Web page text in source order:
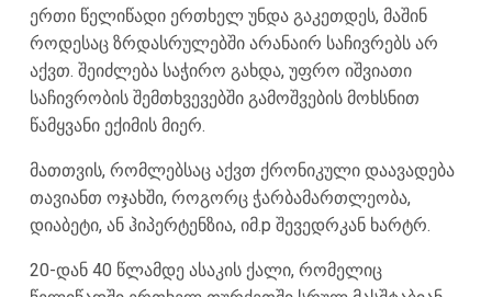
ერთი წელიწადი ერთხელ უნდა გაკეთდეს, მაშინ
როდესაც ზრდასრულებში არანაირ საჩივრებს არ
აქვთ. შეიძლება საჭირო გახდა, უფრო იშვიათი
საჩივრობის შემთხვევებში გამოშვების მოხსნით
წამყვანი ექიმის მიერ.
მათთვის, რომლებსაც აქვთ ქრონიკული დაავადება
თავიანთ ოჯახში, როგორც ჭარბამართლეობა,
დიაბეტი, ან ჰიპერტენზია, იმ.p შევედრკან ხარტრ.
20-დან 40 წლამდე ასაკის ქალი, რომელიც